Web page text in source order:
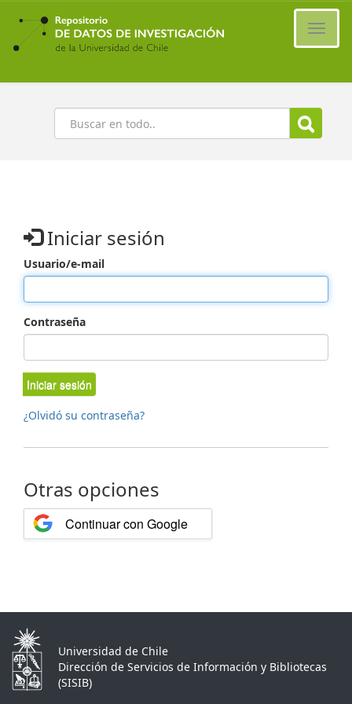
Ir
contenido
principal
Buscar
Iniciar sesión
Usuario/e-mail
Contraseña
Iniciar sesión
¿Olvidó su contraseña?
Otras opciones
Continuar con Google
Universidad de Chile
Dirección de Servicios de Información y Bibliotecas
(SISIB)